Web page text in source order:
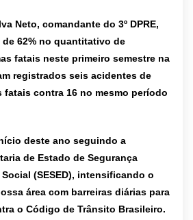
Neto, comandante do 3º DPRE,
62% no quantitativo de
fatais neste primeiro semestre na
registrados seis acidentes de
contra 16 no mesmo período
deste ano seguindo a
de Estado de Segurança
(SESED), intensificando o
área com barreiras diárias para
o Código de Trânsito Brasileiro.